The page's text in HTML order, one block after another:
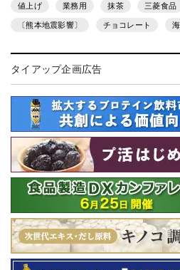
値上げ 業務用 抹茶 三菱食品
〔熊本地震影響〕 チョコレート
タイアップ企画広告